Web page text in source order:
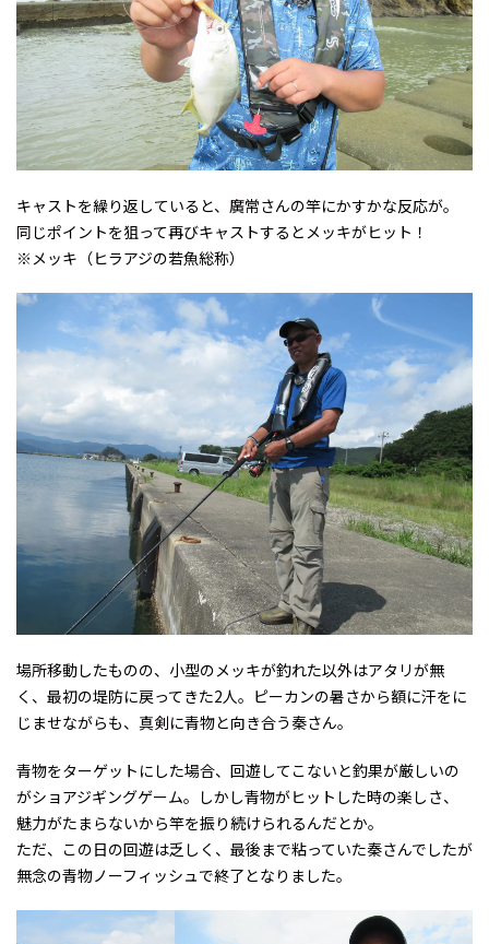
キャストを繰り返していると、廣常さんの竿にかすかな反応が。
同じポイントを狙って再びキャストするとメッキがヒット！
※メッキ（ヒラアジの若魚総称）
場所移動したものの、小型のメッキが釣れた以外はアタリが無
く、最初の堤防に戻ってきた2人。ピーカンの暑さから額に汗をに
じませながらも、真剣に青物と向き合う秦さん。
青物をターゲットにした場合、回遊してこないと釣果が厳しいの
がショアジギングゲーム。しかし青物がヒットした時の楽しさ、
魅力がたまらないから竿を振り続けられるんだとか。
ただ、この日の回遊は乏しく、最後まで粘っていた秦さんでしたが
無念の青物ノーフィッシュで終了となりました。